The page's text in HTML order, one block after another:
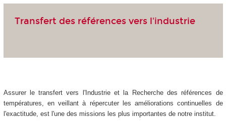
Transfert des références vers l'industrie
Assurer le transfert vers l'Industrie et la Recherche des références de
températures, en veillant à répercuter les améliorations continuelles de
l'exactitude, est l'une des missions les plus importantes de notre institut.